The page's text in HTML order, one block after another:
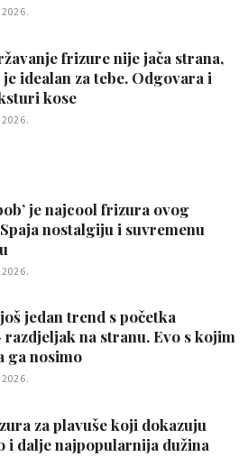
frizure nije jača strana,
idealan za tebe. Odgovara i
kose
je najcool frizura ovog
nostalgiju i suvremenu
jedan trend s početka
na stranu. Evo s kojim
ga nosimo
za plavuše koji dokazuju
i dalje najpopularnija dužina